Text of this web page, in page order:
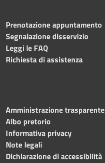
Prenotazione appuntamento
Segnalazione disservizio
Leggi le FAQ
Richiesta di assistenza
Amministrazione trasparente
Albo pretorio
Informativa privacy
Note legali
Dichiarazione di accessibilità